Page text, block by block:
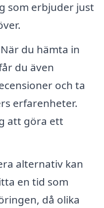
som erbjuder just
När du hämta in
du även
och ta
erfarenheter.
att göra ett
alternativ kan
en tid som
då olika